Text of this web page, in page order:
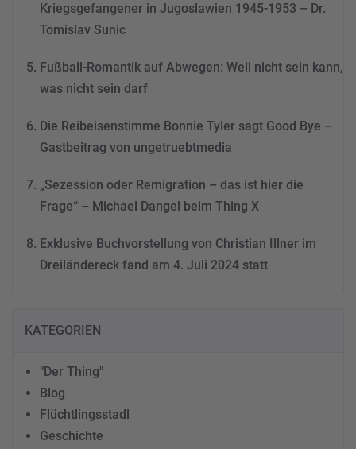
Kriegsgefangener in Jugoslawien 1945-1953 – Dr.
Tomislav Sunic
Fußball-Romantik auf Abwegen: Weil nicht sein kann,
was nicht sein darf
Die Reibeisenstimme Bonnie Tyler sagt Good Bye –
Gastbeitrag von ungetruebtmedia
„Sezession oder Remigration – das ist hier die
Frage“ – Michael Dangel beim Thing X
Exklusive Buchvorstellung von Christian Illner im
Dreiländereck fand am 4. Juli 2024 statt
KATEGORIEN
"Der Thing"
Blog
Flüchtlingsstadl
Geschichte